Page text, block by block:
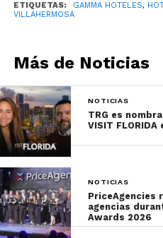
Finalmente, Villahermosa
abrazada por el río Grijalva
Ilusiones, sus calles se
arquitectura colonial y
ETIQUETAS: GAMMA HOTELES,
VILLAHERMOSA
Más de Noticias
NOTICIAS
TRG es
VISIT FLORIDA
NOTICIAS
PriceAgencies
agencias
Awards 2026